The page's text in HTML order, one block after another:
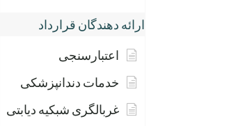
ارائه دهندگان قرارداد
اعتبارسنجی
خدمات دندانپزشکی
غربالگری شبکیه دیابتی